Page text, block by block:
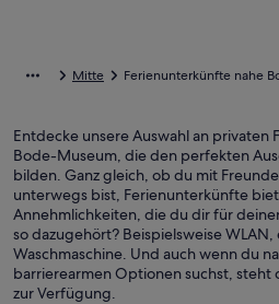
Mitte Ferienunterkünfte nahe
Entdecke unsere Auswahl an privaten
Bode-Museum, die den perfekten
bilden. Ganz gleich, ob du mit
unterwegs bist, Ferienunterkünfte
Annehmlichkeiten, die du dir für
so dazugehört? Beispielsweise
Waschmaschine. Und auch wenn du
barrierearmen Optionen suchst,
zur Verfügung.